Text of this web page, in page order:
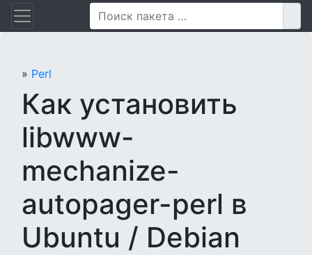
Перейти
» Perl
Как установить
libwww-
mechanize-
autopager-perl в
Ubuntu / Debian